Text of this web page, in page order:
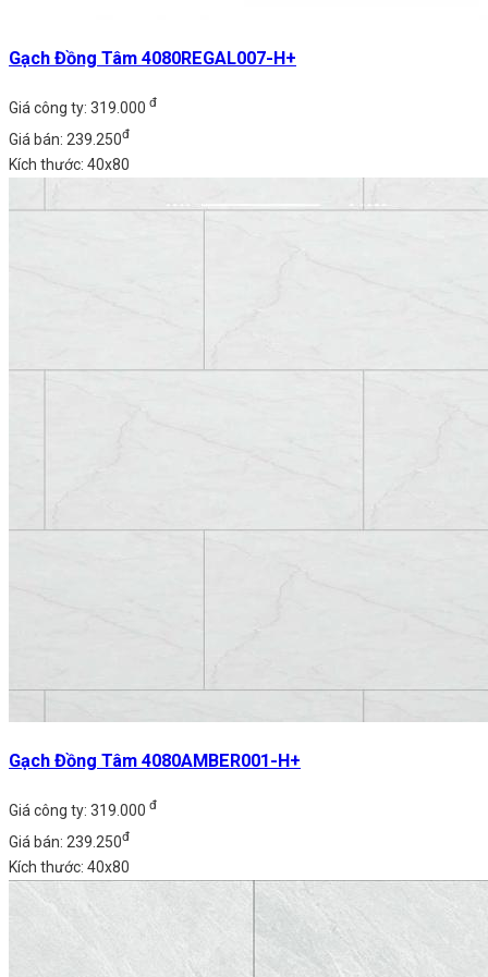
Gạch Đồng Tâm 4080REGAL007-H+
Giá công ty: 319.000 đ
Giá bán: 239.250đ
Kích thước: 40x80
Gạch Đồng Tâm 4080AMBER001-H+
Giá công ty: 319.000 đ
Giá bán: 239.250đ
Kích thước: 40x80